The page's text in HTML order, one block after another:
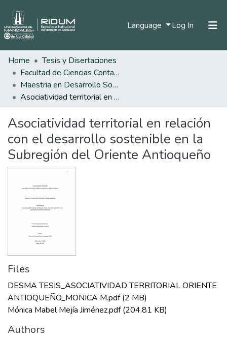
Language Log In (current)
Statistics
Home
Tesis y Disertaciones
Facultad de Ciencias Contables Económicas y Administrativas
Maestria en Desarrollo Sostenible y Medio Ambiente
Asociatividad territorial en relación con el desarrollo sostenible en la Subregión del Oriente Antioqueño
Asociatividad territorial en relación
con el desarrollo sostenible en la
Subregión del Oriente Antioqueño
Files
DESMA TESIS_ASOCIATIVIDAD TERRITORIAL ORIENTE
ANTIOQUEÑO_MONICA M.pdf(2 MB)
Mónica Mabel Mejía Jiménez.pdf(204.81 KB)
Authors